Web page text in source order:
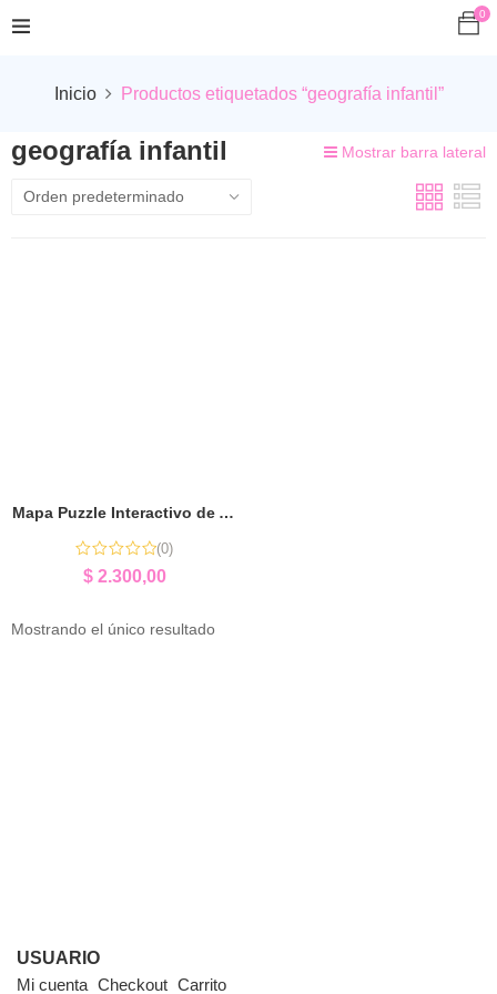
0
Inicio Productos etiquetados “geografía infantil”
geografía infantil Mostrar barra lateral
Mapa Puzzle Interactivo de América del Sur | Aprender Jugando Geografía
(0)
$2.300,00
Mostrando el único resultado
USUARIO
Mi cuenta Checkout Carrito